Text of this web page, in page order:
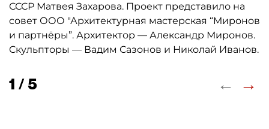
СССР Матвея Захарова. Проект представило на
совет ООО "Архитектурная мастерская “Миронов
и партнёры”. Архитектор — Александр Миронов.
Скульпторы — Вадим Сазонов и Николай Иванов.
1 / 5 ← →